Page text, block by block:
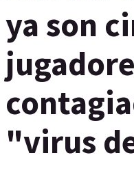
ya son
"virus